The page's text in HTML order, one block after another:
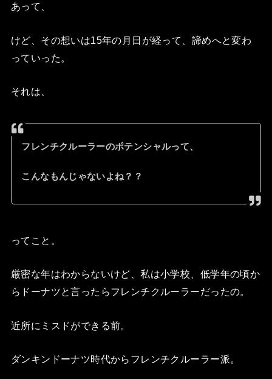
あって、
けど、その想いは15年の月日が経って、諦めへと変わ
っていった。
それは、
フレンチクルーラーのポテンシャルって、
こんなもんじゃないよね？？
ってこと。
厳密な年はわからないけど、私は小学校、低学年の頃か
らドーナツと言ったらフレンチクルーラーだったの。
近所にミスドができる前。
ダンキンドーナツ時代からフレンチクルーラー派。